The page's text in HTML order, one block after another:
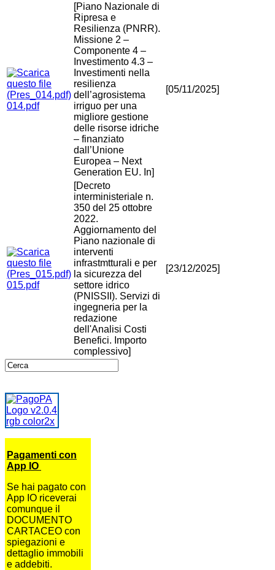
014.pdf
[Piano Nazionale di
Ripresa e
Resilienza (PNRR).
Missione 2 –
Componente 4 –
Investimento 4.3 –
Investimenti nella
resilienza
dell’agrosistema
irriguo per una
migliore gestione
delle risorse idriche
– finanziato
dall’Unione
Europea – Next
Generation EU. In]
[05/11/2025]
015.pdf
[Decreto
interministeriale n.
350 del 25 ottobre
2022.
Aggiornamento del
Piano nazionale di
interventi
infrastmtturali e per
la sicurezza del
settore idrico
(PNISSII). Servizi di
ingegneria per la
redazione
dell'Analisi Costi
Benefici. Importo
complessivo]
[23/12/2025]
Pagamenti con
App IO
Se hai pagato con
App IO riceverai
comunque il
DOCUMENTO
CARTACEO con
spiegazioni e
dettaglio immobili
e addebiti.